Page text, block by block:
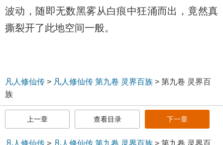
波动，随即无数黑雾从白痕中狂涌而出，竟然真
撕裂开了此地空间一般。
凡人修仙传 > 凡人修仙传 第九卷 灵界百族 > 第九卷 灵界百
族
上一章 查看目录 下一章
凡人修仙传 > 凡人修仙传 第九卷 灵界百族 > 第九卷 灵界百